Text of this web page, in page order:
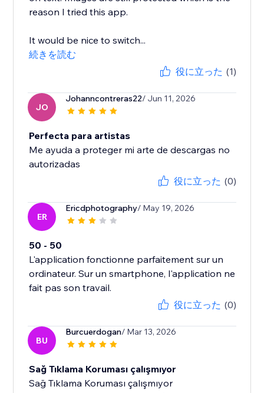
reason I tried this app.
It would be nice to switch...
続きを読む
役に立った (1)
JO
Johanncontreras22/ Jun 11, 2026
Perfecta para artistas
Me ayuda a proteger mi arte de descargas no
autorizadas
役に立った (0)
ER
Ericdphotography/ May 19, 2026
50 - 50
L'application fonctionne parfaitement sur un
ordinateur. Sur un smartphone, l'application ne
fait pas son travail.
役に立った (0)
BU
Burcuerdogan/ Mar 13, 2026
Sağ Tıklama Koruması çalışmıyor
Sağ Tıklama Koruması çalışmıyor